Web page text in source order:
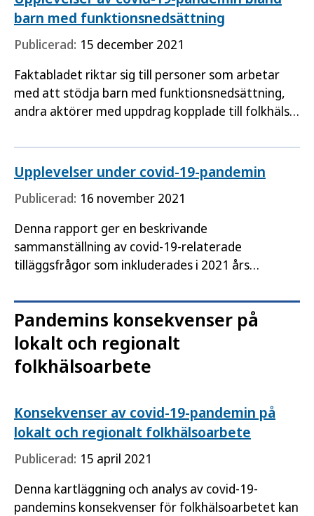
barn med funktionsnedsättning
Publicerad: 15 december 2021
Faktabladet riktar sig till personer som arbetar
med att stödja barn med funktionsnedsättning,
andra aktörer med uppdrag kopplade till folkhälsa
nationell nivå…
Upplevelser under covid-19-pandemin
Publicerad: 16 november 2021
Denna rapport ger en beskrivande
sammanställning av covid-19-relaterade
tilläggsfrågor som inkluderades i 2021 års
Pandemins konsekvenser på
lokalt och regionalt
folkhälsoarbete
Konsekvenser av covid-19-pandemin på
lokalt och regionalt folkhälsoarbete
Publicerad: 15 april 2021
Denna kartläggning och analys av covid-19-
pandemins konsekvenser för folkhälsoarbetet kan